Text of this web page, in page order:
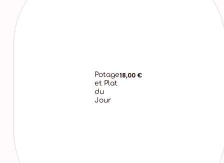
Potage
et Plat
du
Jour
18,00 €